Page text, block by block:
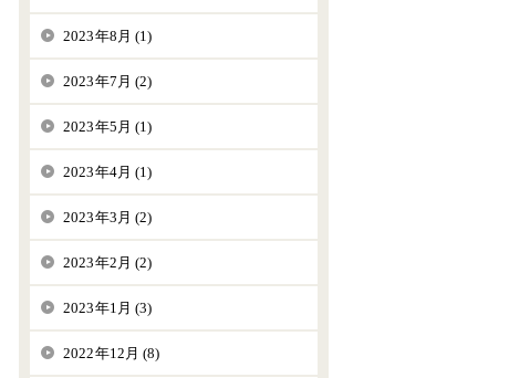
2023年8月 (1)
2023年7月 (2)
2023年5月 (1)
2023年4月 (1)
2023年3月 (2)
2023年2月 (2)
2023年1月 (3)
2022年12月 (8)